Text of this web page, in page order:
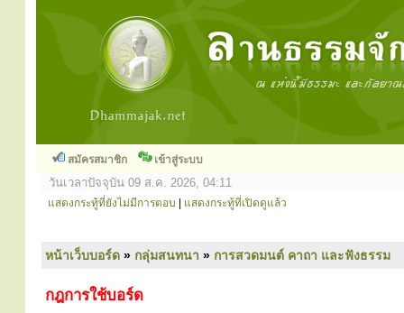
สมัครสมาชิก เข้าสู่ระบบ
วันเวลาปัจจุบัน 09 ส.ค. 2026, 04:11
แสดงกระทู้ที่ยังไม่มีการตอบ แสดงกระทู้ที่เปิดดูแล้ว
หน้าเว็บบอร์ด » กลุ่มสนทนา » การสวดมนต์ คาถา และฟังธรรม
กฎการใช้บอร์ด